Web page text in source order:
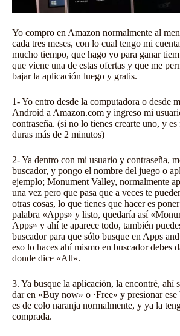
Yo compro en Amazon normalmente al
cada tres meses, con lo cual tengo mi
mucho tiempo, que hago yo para ganar
que viene una de estas ofertas y que me
bajar la aplicación luego y gratis.
1- Yo entro desde la computadora o desde
Android a Amazon.com y ingreso mi
contraseña. (si no lo tienes crearte uno, y
duras más de 2 minutos)
2- Ya dentro con mi usuario y contraseña,
buscador, y pongo el nombre del juego o
ejemplo; Monument Valley, normalmente
una vez pero que pasa que a veces te
otras cosas, lo que tienes que hacer es
palabra «Apps» y listo, quedaría así
Apps» y ahí te aparece todo, también
buscador para que sólo busque en Apps
eso lo haces ahí mismo en buscador debes
donde dice «All».
3. Ya busque la aplicación, la encontré, ahí
dar en «Buy now» o ·Free» y presionar ese
es de colo naranja normalmente, y ya la
comprada.